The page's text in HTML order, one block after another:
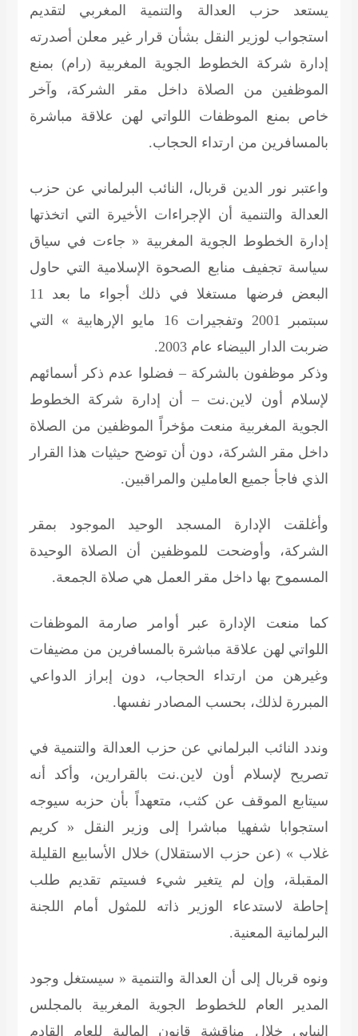
يستعد حزب العدالة والتنمية المغربي لتقديم
استجواب لوزير النقل بشأن قرار غير معلن أصدرته
إدارة شركة الخطوط الجوية المغربية (رام) بمنع
الموظفين من الصلاة داخل مقر الشركة، وآخر
خاص بمنع الموظفات اللواتي لهن علاقة مباشرة
بالمسافرين من ارتداء الحجاب.
واعتبر نور الدين قربال، النائب البرلماني عن حزب
العدالة والتنمية أن الإجراءات الأخيرة التي اتخذتها
إدارة الخطوط الجوية المغربية « جاءت في سياق
سياسة تجفيف منابع الصحوة الإسلامية التي حاول
البعض فرضها مستغلا في ذلك أجواء ما بعد 11
سبتمبر 2001 وتفجيرات 16 مايو الإرهابية » التي
ضربت الدار البيضاء عام 2003.
وذكر موظفون بالشركة – فضلوا عدم ذكر أسمائهم
لإسلام أون لاين.نت – أن إدارة شركة الخطوط
الجوية المغربية منعت مؤخراً الموظفين من الصلاة
داخل مقر الشركة، دون أن توضح حيثيات هذا القرار
الذي فاجأ جميع العاملين والمراقبين.
وأغلقت الإدارة المسجد الوحيد الموجود بمقر
الشركة، وأوضحت للموظفين أن الصلاة الوحيدة
المسموح بها داخل مقر العمل هي صلاة الجمعة.
كما منعت الإدارة عبر أوامر صارمة الموظفات
اللواتي لهن علاقة مباشرة بالمسافرين من مضيفات
وغيرهن من ارتداء الحجاب، دون إبراز الدواعي
المبررة لذلك، بحسب المصادر نفسها.
وندد النائب البرلماني عن حزب العدالة والتنمية في
تصريح لإسلام أون لاين.نت بالقرارين، وأكد أنه
سيتابع الموقف عن كثب، متعهداً بأن حزبه سيوجه
استجوابا شفهيا مباشرا إلى وزير النقل « كريم
غلاب » (عن حزب الاستقلال) خلال الأسابيع القليلة
المقبلة، وإن لم يتغير شيء فسيتم تقديم طلب
إحاطة لاستدعاء الوزير ذاته للمثول أمام اللجنة
البرلمانية المعنية.
ونوه قربال إلى أن العدالة والتنمية « سيستغل وجود
المدير العام للخطوط الجوية المغربية بالمجلس
النيابي خلال مناقشة قانون المالية للعام القادم